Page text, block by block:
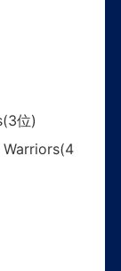
位)